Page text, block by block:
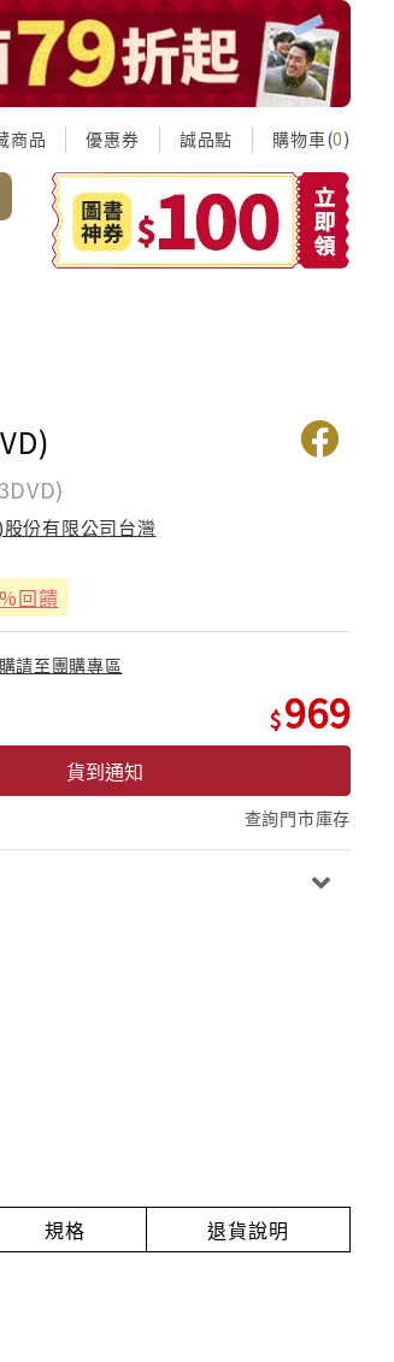
商品 優惠券 誠品點 購物車(0)
份有限公司台灣
回饋
請至團購專區
969
貨到通知
查詢門市庫存
規格 退貨說明